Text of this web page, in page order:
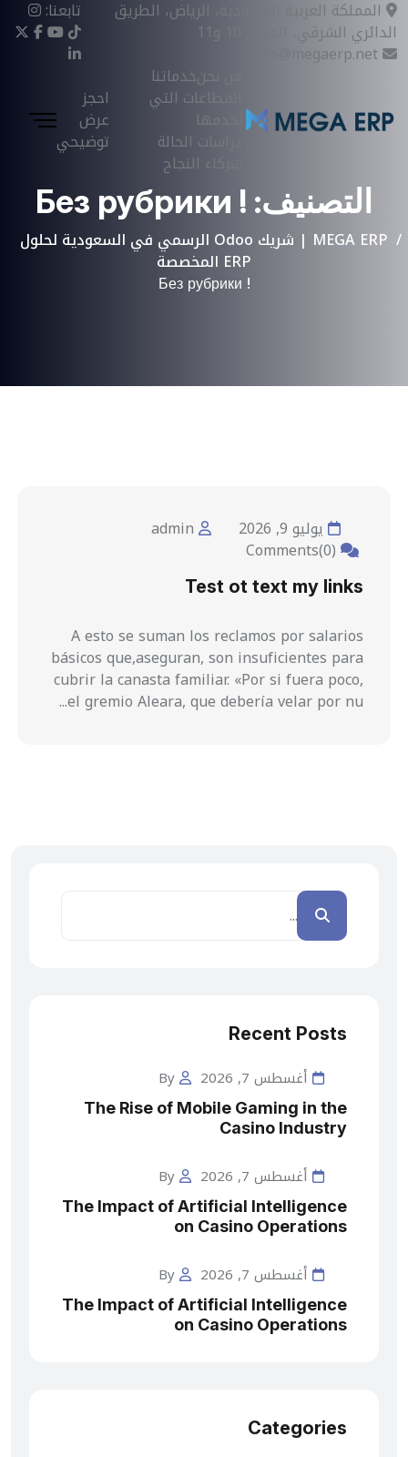
المملكة العربية السعودية، الرياض، الطريق
الدائري الشرقي، المخرج 10 و11
تابعنا:
من نحنخدماتنا
القطاعات التي
نخدمها
دراسات الحالة
شركاء النجاح
احجز
عرض
توضيحي
التصنيف: ! Без рубрики
MEGA ERP | شريك Odoo الرسمي في السعودية لحلول
ERP المخصصة
! Без рубрики
يوليو 9, 2026
Test ot text my links
A esto se suman los reclamos por salarios
básicos que,aseguran, son insuficientes para
cubrir la canasta familiar. «Por si fuera poco,
el gremio Aleara, que debería velar por nu...
Recent Posts
أغسطس 7, 2026
The Rise of Mobile Gaming in the
Casino Industry
أغسطس 7, 2026
The Impact of Artificial Intelligence
on Casino Operations
أغسطس 7, 2026
The Impact of Artificial Intelligence
on Casino Operations
Categories